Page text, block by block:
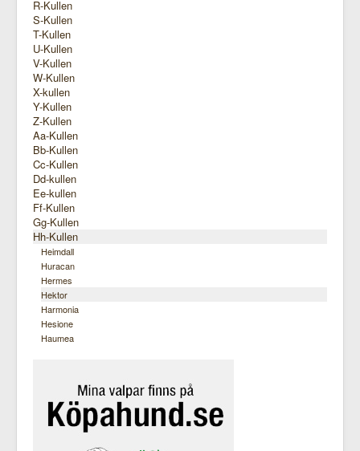
R-Kullen
S-Kullen
T-Kullen
U-Kullen
V-Kullen
W-Kullen
X-kullen
Y-Kullen
Z-Kullen
Aa-Kullen
Bb-Kullen
Cc-Kullen
Dd-kullen
Ee-kullen
Ff-Kullen
Gg-Kullen
Hh-Kullen
Heimdall
Huracan
Hermes
Hektor
Harmonia
Hesione
Haumea